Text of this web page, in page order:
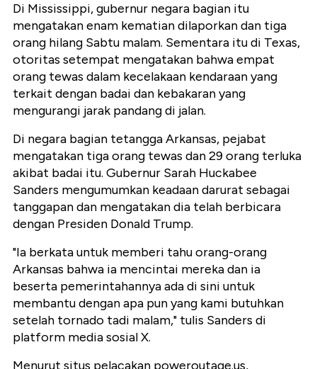
Di Mississippi, gubernur negara bagian itu
mengatakan enam kematian dilaporkan dan tiga
orang hilang Sabtu malam. Sementara itu di Texas,
otoritas setempat mengatakan bahwa empat
orang tewas dalam kecelakaan kendaraan yang
terkait dengan badai dan kebakaran yang
mengurangi jarak pandang di jalan.
Di negara bagian tetangga Arkansas, pejabat
mengatakan tiga orang tewas dan 29 orang terluka
akibat badai itu. Gubernur Sarah Huckabee
Sanders mengumumkan keadaan darurat sebagai
tanggapan dan mengatakan dia telah berbicara
dengan Presiden Donald Trump.
"Ia berkata untuk memberi tahu orang-orang
Arkansas bahwa ia mencintai mereka dan ia
beserta pemerintahannya ada di sini untuk
membantu dengan apa pun yang kami butuhkan
setelah tornado tadi malam," tulis Sanders di
platform media sosial X.
Menurut situs pelacakan poweroutage.us,